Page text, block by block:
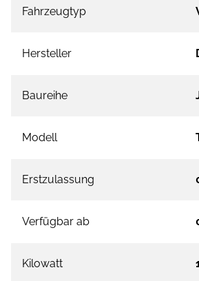
Fahrzeugtyp
Hersteller
Baureihe
Modell
Erstzulassung
Verfügbar ab
Kilowatt